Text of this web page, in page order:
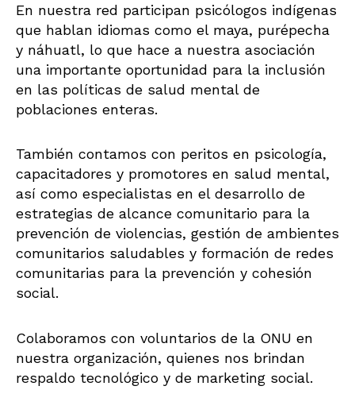
En nuestra red participan psicólogos indígenas
que hablan idiomas como el maya, purépecha
y náhuatl, lo que hace a nuestra asociación
una importante oportunidad para la inclusión
en las políticas de salud mental de
poblaciones enteras.
También contamos con peritos en psicología,
capacitadores y promotores en salud mental,
así como especialistas en el desarrollo de
estrategias de alcance comunitario para la
prevención de violencias, gestión de ambientes
comunitarios saludables y formación de redes
comunitarias para la prevención y cohesión
social.
Colaboramos con voluntarios de la ONU en
nuestra organización, quienes nos brindan
respaldo tecnológico y de marketing social.